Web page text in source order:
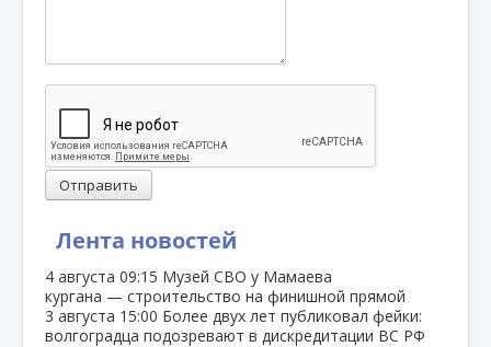
Лента новостей
4 августа 09:15 Музей СВО у Мамаева
кургана — строительство на финишной прямой
3 августа 15:00 Более двух лет публиковал фейки:
волгоградца подозревают в дискредитации ВС РФ
Отправить